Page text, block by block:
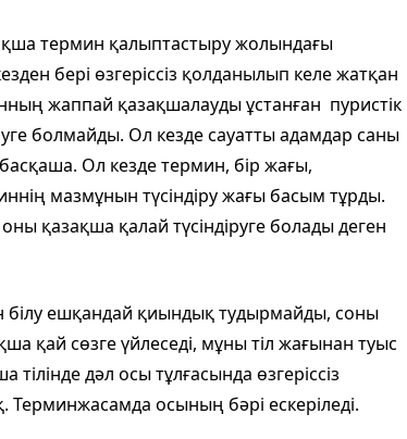
термин қалыптастыру жолындағы
бері өзгеріссіз қолданылып келе жатқан
жаппай қазақшалауды ұстанған пуристік
болмайды. Ол кезде сауатты адамдар саны
Ол кезде термин, бір жағы,
мазмұнын түсіндіру жағы басым тұрды.
қазақша қалай түсіндіруге болады деген
білу ешқандай қиындық тудырмайды, соны
қай сөзге үйлеседі, мұны тіл жағынан туыс
дәл осы тұлғасында өзгеріссіз
осының бәрі ескеріледі.